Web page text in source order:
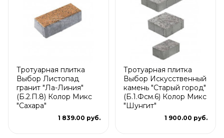
Тротуарная плитка
Выбор Листопад
гранит "Ла-Линия"
(Б.2.П.8) Колор Микс
"Сахара"
1 839.00 руб.
Тротуарная плитка
Выбор Искусственный
камень "Старый город"
(Б.1.Фсм.6) Колор Микс
"Шунгит"
1 900.00 руб.